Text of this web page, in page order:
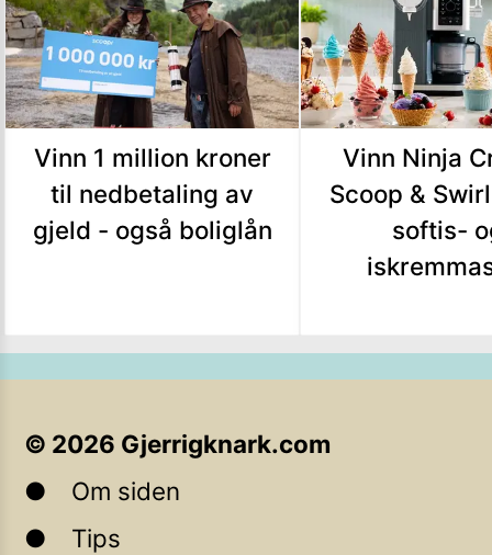
Vinn 1 million kroner
til nedbetaling av
gjeld - også boliglån
Vinn Ninja
Scoop &
softis-
© 2026 Gjerrigknark.com
Om siden
Tips